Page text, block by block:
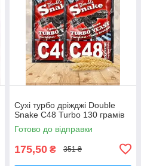
Сухі турбо дріжджі Double
Snake C48 Turbo 130 грамів
Готово до відправки
175,50 ₴ 351 ₴